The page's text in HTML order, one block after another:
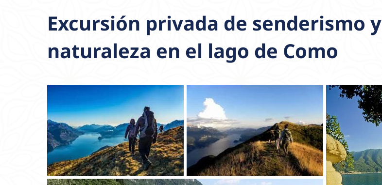
Excursión privada de senderismo y
naturaleza en el lago de Como